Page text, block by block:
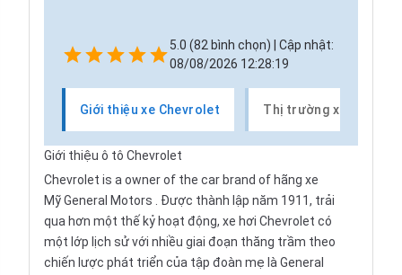
5.0 (82 bình chọn) | Cập nhật:
08/08/2026 12:28:19
Giới thiệu xe Chevrolet Thị trường xe
Giới thiệu ô tô Chevrolet
Chevrolet is a owner of the car brand of hãng xe
MỹGeneral Motors . Được thành lập năm 1911, trải
qua hơn một thế kỷ hoạt động, xe hơi Chevrolet có
một lớp lịch sử với nhiều giai đoạn thăng trầm theo
chiến lược phát triển của tập đoàn mẹ là General